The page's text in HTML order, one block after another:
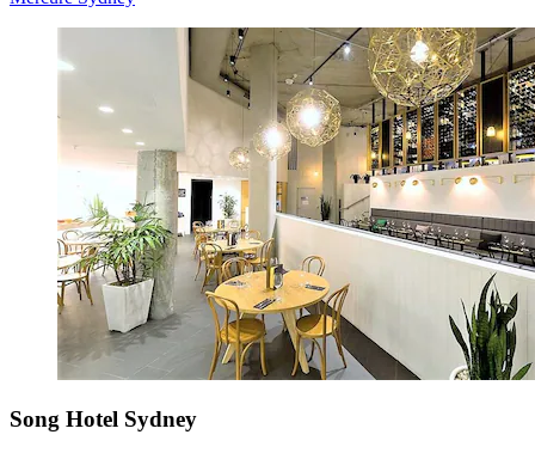
Song Hotel Sydney